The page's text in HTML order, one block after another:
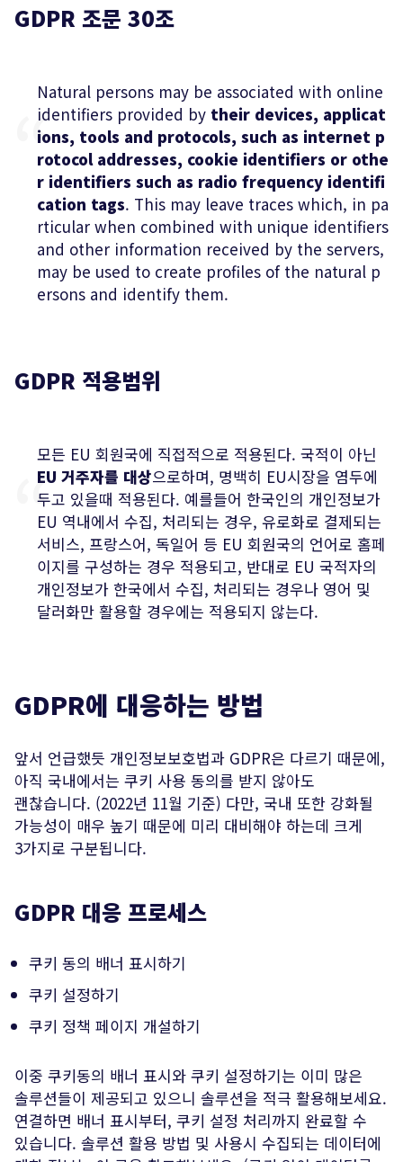
GDPR 조문 30조
Natural persons may be associated with online
identifiers provided by their devices, applicat
ions, tools and protocols, such as internet p
rotocol addresses, cookie identifiers or othe
r identifiers such as radio frequency identifi
cation tags. This may leave traces which, in pa
rticular when combined with unique identifiers
and other information received by the servers,
may be used to create profiles of the natural p
ersons and identify them.
GDPR 적용범위
모든 EU 회원국에 직접적으로 적용된다. 국적이 아닌
EU 거주자를 대상으로하며, 명백히 EU시장을 염두에
두고 있을때 적용된다. 예를들어 한국인의 개인정보가
EU 역내에서 수집, 처리되는 경우, 유로화로 결제되는
서비스, 프랑스어, 독일어 등 EU 회원국의 언어로 홈페
이지를 구성하는 경우 적용되고, 반대로 EU 국적자의
개인정보가 한국에서 수집, 처리되는 경우나 영어 및
달러화만 활용할 경우에는 적용되지 않는다.
GDPR에 대응하는 방법
앞서 언급했듯 개인정보보호법과 GDPR은 다르기 때문에,
아직 국내에서는 쿠키 사용 동의를 받지 않아도
괜찮습니다. (2022년 11월 기준) 다만, 국내 또한 강화될
가능성이 매우 높기 때문에 미리 대비해야 하는데 크게
3가지로 구분됩니다.
GDPR 대응 프로세스
쿠키 동의 배너 표시하기
쿠키 설정하기
쿠키 정책 페이지 개설하기
이중 쿠키동의 배너 표시와 쿠키 설정하기는 이미 많은
솔루션들이 제공되고 있으니 솔루션을 적극 활용해보세요.
연결하면 배너 표시부터, 쿠키 설정 처리까지 완료할 수
있습니다. 솔루션 활용 방법 및 사용시 수집되는 데이터에